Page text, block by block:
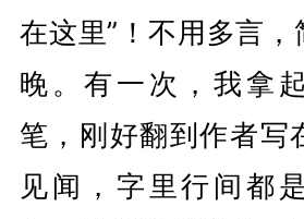
在这里”！不用多言
晚。有一次，我拿
笔，刚好翻到作者写
见闻，字里行间都